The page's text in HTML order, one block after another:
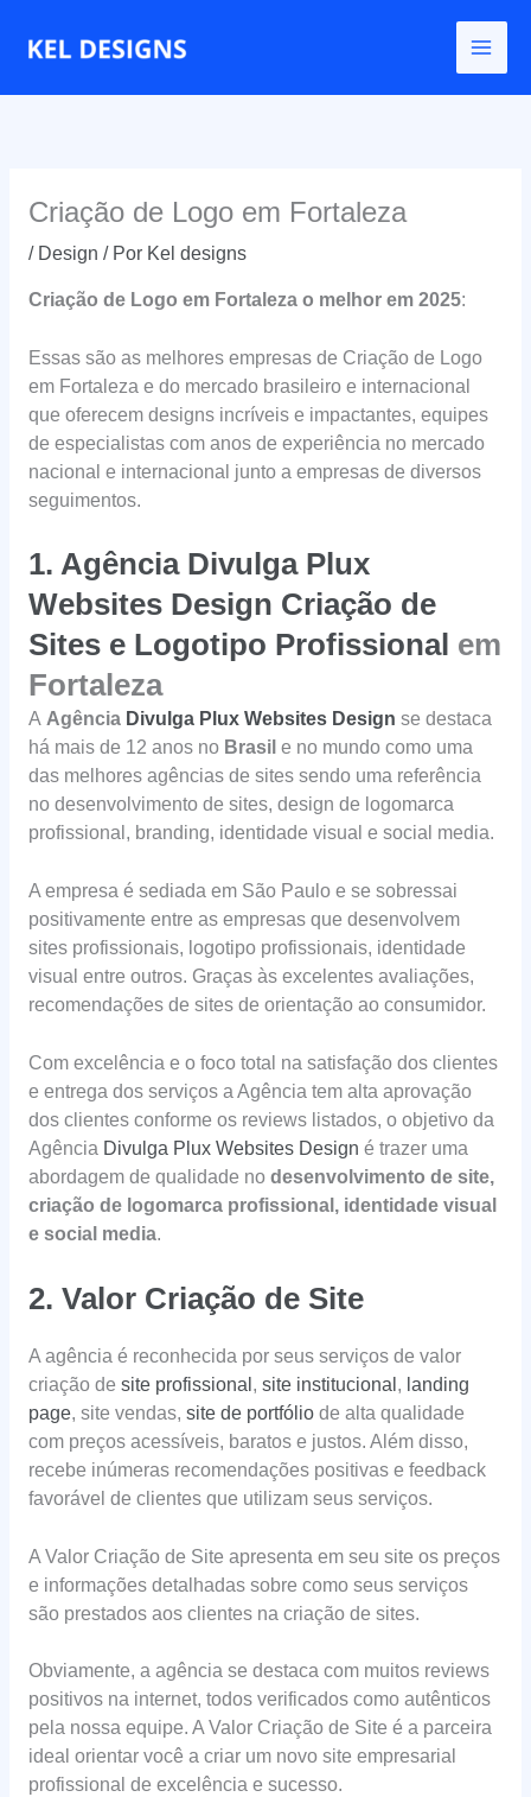
para
conteúdo
Criação de Logo em Fortaleza
/ Design / Por Kel designs
Criação de Logo em Fortaleza o melhor em 2025:
Essas são as melhores empresas de Criação de Logo
em Fortaleza e do mercado brasileiro e internacional
que oferecem designs incríveis e impactantes, equipes
de especialistas com anos de experiência no mercado
nacional e internacional junto a empresas de diversos
seguimentos.
1. Agência Divulga Plux
Websites Design Criação de
Sites e Logotipo Profissional em
Fortaleza
A Agência Divulga Plux Websites Design se destaca
há mais de 12 anos no Brasil e no mundo como uma
das melhores agências de sites sendo uma referência
no desenvolvimento de sites, design de logomarca
profissional, branding, identidade visual e social media.
A empresa é sediada em São Paulo e se sobressai
positivamente entre as empresas que desenvolvem
sites profissionais, logotipo profissionais, identidade
visual entre outros. Graças às excelentes avaliações,
recomendações de sites de orientação ao consumidor.
Com excelência e o foco total na satisfação dos clientes
e entrega dos serviços a Agência tem alta aprovação
dos clientes conforme os reviews listados, o objetivo da
Agência Divulga Plux Websites Design é trazer uma
abordagem de qualidade no desenvolvimento de site,
criação de logomarca profissional, identidade visual
e social media.
2. Valor Criação de Site
A agência é reconhecida por seus serviços de valor
criação de site profissional , site institucional , landing
page, site vendas, site de portfóliode alta qualidade
com preços acessíveis, baratos e justos. Além disso,
recebe inúmeras recomendações positivas e feedback
favorável de clientes que utilizam seus serviços.
A Valor Criação de Site apresenta em seu site os preços
e informações detalhadas sobre como seus serviços
são prestados aos clientes na criação de sites.
Obviamente, a agência se destaca com muitos reviews
positivos na internet, todos verificados como autênticos
pela nossa equipe. A Valor Criação de Site é a parceira
ideal orientar você a criar um novo site empresarial
profissional de excelência e sucesso.